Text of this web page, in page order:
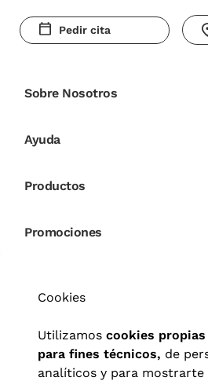
Pedir cita
Sobre Nosotros
Ayuda
Productos
Promociones
Cookies
Utilizamos cookies
para fines técnicos, de
analíticos y para mostrarte